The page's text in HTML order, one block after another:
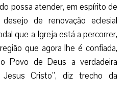
possa atender, em espírito de
de renovação eclesial
que a Igreja está a percorrer,
que agora lhe é confiada,
Povo de Deus a verdadeira
Jesus Cristo”, diz trecho da